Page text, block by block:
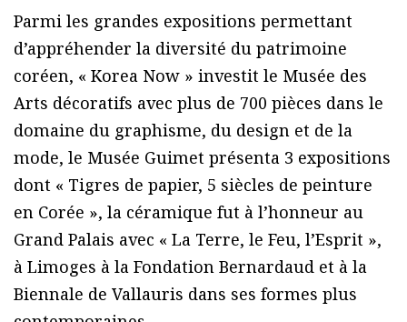
Parmi les grandes expositions permettant
d’appréhender la diversité du patrimoine
coréen, « Korea Now » investit le Musée des
Arts décoratifs avec plus de 700 pièces dans le
domaine du graphisme, du design et de la
mode, le Musée Guimet présenta 3 expositions
dont « Tigres de papier, 5 siècles de peinture
en Corée », la céramique fut à l’honneur au
Grand Palais avec « La Terre, le Feu, l’Esprit »,
à Limoges à la Fondation Bernardaud et à la
Biennale de Vallauris dans ses formes plus